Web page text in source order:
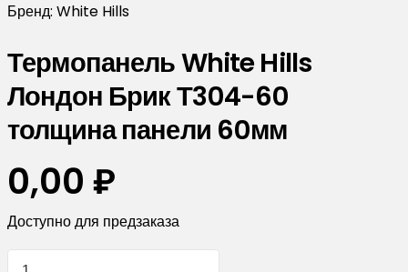
Бренд: White Hills
Термопанель White Hills
Лондон Брик Т304-60
толщина панели 60мм
0,00 ₽
Доступно для предзаказа
Количество